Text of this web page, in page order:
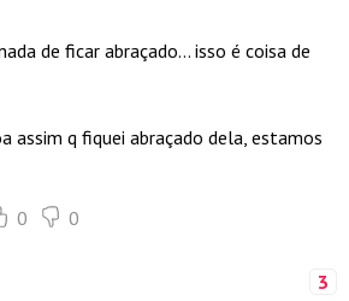
de ficar abraçado... isso é coisa de
assim q fiquei abraçado dela, estamos
0 0
3